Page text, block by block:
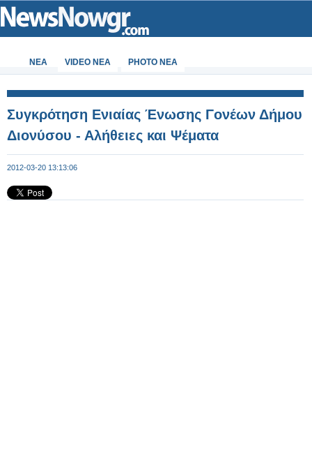
ΝΕΑ VIDEO NEA PHOTO NEA
Συγκρότηση Ενιαίας Ένωσης Γονέων Δήμου
Διονύσου - Αλήθειες και Ψέματα
2012-03-20 13:13:06